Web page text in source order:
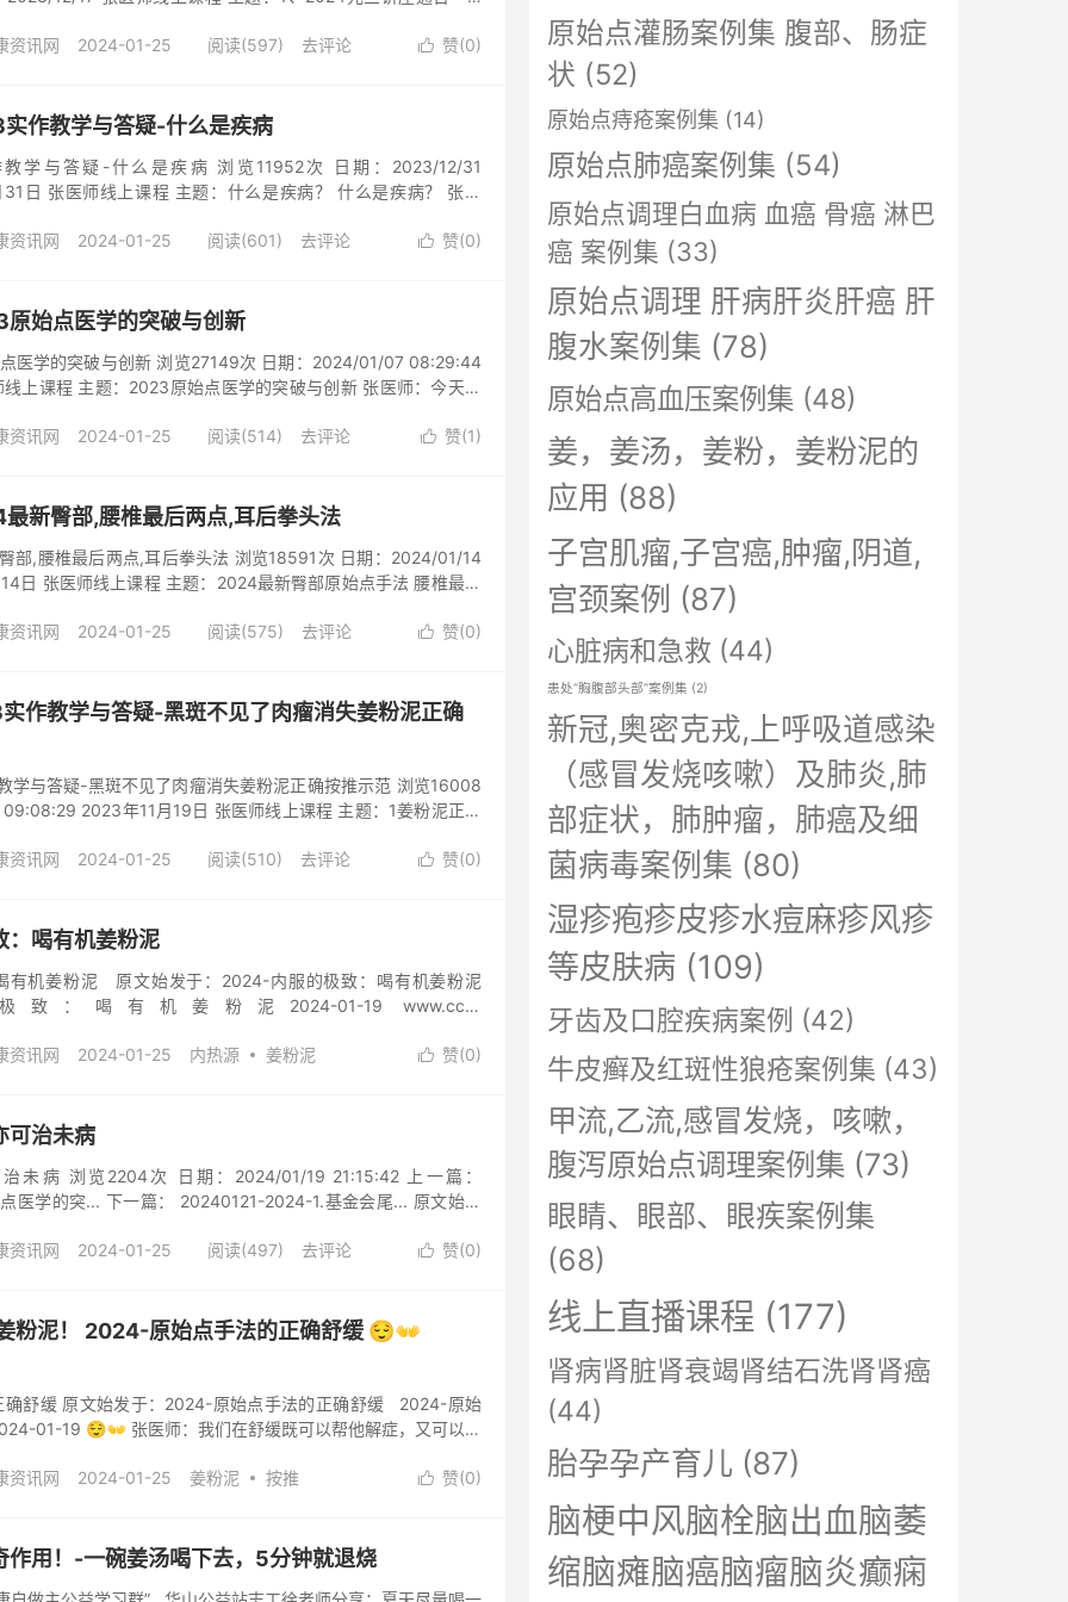
体全力以赴，很周密的规划，以求尽善尽美，圆满完成这次讲座
还有学员的提问，都在线上给大家详细的解说和答疑； 这次，
 赞(0)
资讯网 2024-01-25 阅读(597) 去评论
作教学与答疑-什么是疾病
教学与答疑-什么是疾病 浏览11952次 日期：2023/12/31
日 张医师线上课程 主题：什么是疾病？ 什么是疾病？ 张医
？ 就是看他身体有没有症状； 如果有，那就是疾病； 如果没
所以我们说，身体出现症状，或是用仪器检查出体内有组织受
 赞(0)
资讯网 2024-01-25 阅读(601) 去评论
始点医学的突破与创新
医学的突破与创新 浏览27149次 日期：2024/01/07 08:29:44
上课程 主题：2023原始点医学的突破与创新 张医师：今天要
臀部原始点的新发现 及按推示范 那我们现在来介绍臀部原始
现上面这里也很多人痛，荐椎解决不了； 而且荐椎对这里的效
 赞(1)
资讯网 2024-01-25 阅读(514) 去评论
新臀部,腰椎最后两点,耳后拳头法
部,腰椎最后两点,耳后拳头法 浏览18591次 日期：2024/01/14
日 张医师线上课程 主题：2024最新臀部原始点手法 腰椎最后
有下臀部原始点 那上臀部原始点的位置就是在胯骨上沿，第一
一点、两点、三点； 这样一路按，碰到腰椎，为上臀部原始点
 赞(0)
资讯网 2024-01-25 阅读(575) 去评论
作教学与答疑-黑斑不见了肉瘤消失姜粉泥正确
学与答疑-黑斑不见了肉瘤消失姜粉泥正确按推示范 浏览16008
2023年11月19日 张医师线上课程 主题：1姜粉泥正确
姜粉泥正确按推方法示范 Luna :张医师今天要为我们示范，姜
重症就好了； 这样轻重症是以按推为主，但是因为他面积也很
 赞(0)
资讯网 2024-01-25 阅读(510) 去评论
喝有机姜粉泥
有机姜粉泥 原文始发于：2024-内服的极致：喝有机姜粉泥
致：喝有机姜粉泥2024-01-19 www.cch-
到极致，就是姜。🔥 第一个，新品质，我在台湾以前用过很多
热热，你要做的就是温热的吃。😊 好，那你想想看，姜丸你会
 赞(0)
资讯网 2024-01-25 内热源 姜粉泥
可治未病
未病 浏览2204次 日期：2024/01/19 21:15:42 上一篇：
医学的突... 下一篇： 20240121-2024-1.基金会尾... 原文始发
 赞(0)
资讯网 2024-01-25 阅读(497) 去评论
粉泥！ 2024-原始点手法的正确舒缓 😌👐
确舒缓 原文始发于：2024-原始点手法的正确舒缓 2024-原始
01-19 😌👐 张医师：我们在舒缓既可以帮他解症，又可以让
里，就涂姜粉泥啊，配合这样哎，竟然当下就感受到，就改善
有一点技巧，他力量也是一样按，然后就放松呢，按，他没有
 赞(0)
资讯网 2024-01-25 姜粉泥
按推
作用！-一碗姜汤喝下去，5分钟就退烧
原始点灌肠案例集 腹部、肠症
状 (52)
原始点痔疮案例集 (14)
原始点肺癌案例集 (54)
原始点调理白血病 血癌 骨癌 淋巴
癌 案例集 (33)
原始点调理 肝病肝炎肝癌 肝
腹水案例集 (78)
原始点高血压案例集 (48)
姜，姜汤，姜粉，姜粉泥的
应用 (88)
子宫肌瘤,子宫癌,肿瘤,阴道,
宫颈案例 (87)
心脏病和急救 (44)
患处“胸腹部头部”案例集 (2)
新冠,奥密克戎,上呼吸道感染
（感冒发烧咳嗽）及肺炎,肺
部症状，肺肿瘤，肺癌及细
菌病毒案例集 (80)
湿疹疱疹皮疹水痘麻疹风疹
等皮肤病 (109)
牙齿及口腔疾病案例 (42)
牛皮癣及红斑性狼疮案例集 (43)
甲流,乙流,感冒发烧，咳嗽，
腹泻原始点调理案例集 (73)
眼睛、眼部、眼疾案例集
(68)
线上直播课程 (177)
肾病肾脏肾衰竭肾结石洗肾肾癌
(44)
胎孕孕产育儿 (87)
脑梗中风脑栓脑出血脑萎
缩脑瘫脑癌脑瘤脑炎癫痫